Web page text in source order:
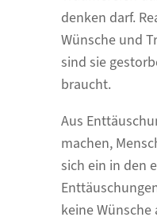
denken darf.
Wünsche und
sind sie
braucht.
Aus
machen,
sich ein in den
keine